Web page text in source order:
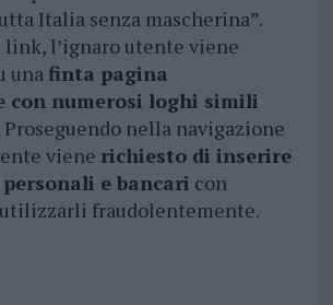
Italia senza mascherina”.
link, l’ignaro utente viene
unafinta pagina
con numerosi loghi simili
nella navigazione
viene richiesto di inserire
e bancari con
fraudolentemente.